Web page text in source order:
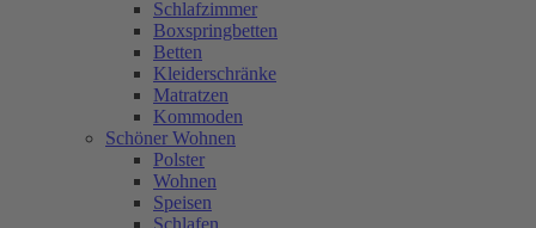
Schlafzimmer
Boxspringbetten
Betten
Kleiderschränke
Matratzen
Kommoden
Schöner Wohnen
Polster
Wohnen
Speisen
Schlafen